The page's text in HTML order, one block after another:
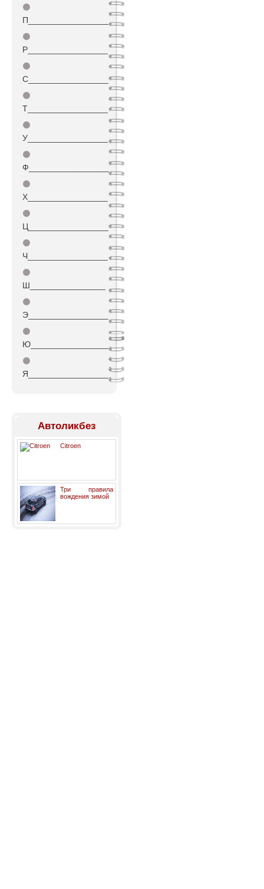
⚫
П_________________
⚫
Р_________________
⚫
С_________________
⚫
Т_________________
⚫
У_________________
⚫
Ф_________________
⚫
Х_________________
⚫
Ц_________________
⚫
Ч_________________
⚫
Ш________________
⚫
Э_________________
⚫
Ю_________________
⚫
Я_________________
Автоликбез
Citroen
Три правила
вождения зимой